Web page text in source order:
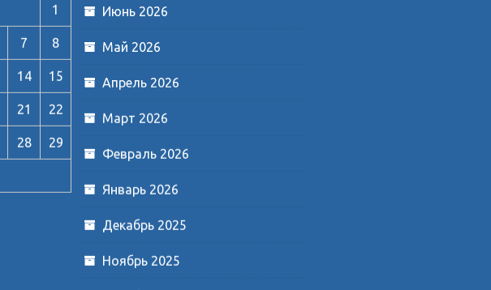
1
7 8
14 15
21 22
28 29
Июнь 2026
Май 2026
Апрель 2026
Март 2026
Февраль 2026
Январь 2026
Декабрь 2025
Ноябрь 2025